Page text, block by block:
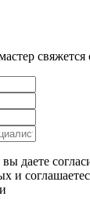
свяжется
даете
и